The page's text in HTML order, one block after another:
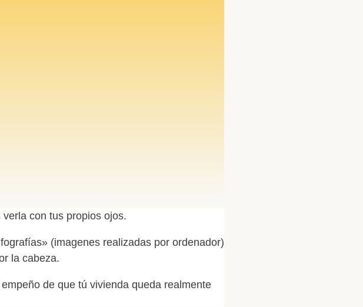
con tus propios ojos.
(imagenes realizadas por ordenador)
la cabeza.
de que tú vivienda queda realmente